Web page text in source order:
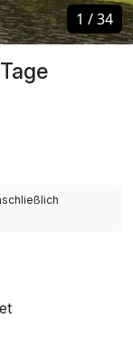
1 /34
1 /34